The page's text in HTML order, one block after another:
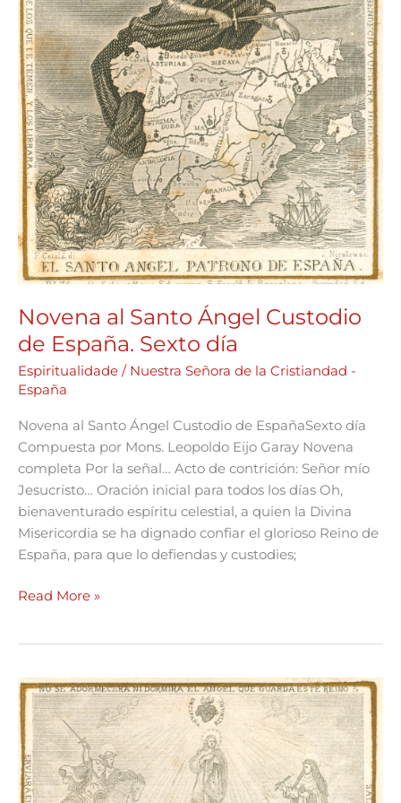
Novena al Santo Ángel Custodio
de España. Sexto día
Espiritualidade / Nuestra Señora de la Cristiandad -
España
Novena al Santo Ángel Custodio de EspañaSexto día
Compuesta por Mons. Leopoldo Eijo Garay Novena
completa Por la señal… Acto de contrición: Señor mío
Jesucristo… Oración inicial para todos los días Oh,
bienaventurado espíritu celestial, a quien la Divina
Misericordia se ha dignado confiar el glorioso Reino de
España, para que lo defiendas y custodies;
Read More »
Novena
al
Santo
Ángel
Custodio
de